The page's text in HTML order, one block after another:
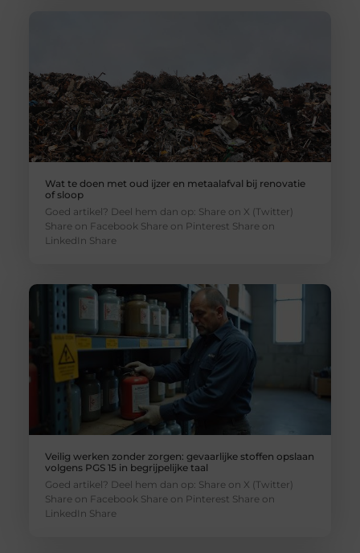
Wat te doen met oud ijzer en metaalafval bij renovatie
of sloop
Goed artikel? Deel hem dan op: Share on X (Twitter)
Share on Facebook Share on Pinterest Share on
LinkedIn Share
Veilig werken zonder zorgen: gevaarlijke stoffen opslaan
volgens PGS 15 in begrijpelijke taal
Goed artikel? Deel hem dan op: Share on X (Twitter)
Share on Facebook Share on Pinterest Share on
LinkedIn Share